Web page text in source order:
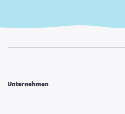
Unternehmen